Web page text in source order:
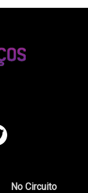
No Circuito